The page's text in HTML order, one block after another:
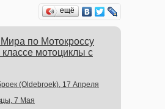
ещё
по Мотокроссу
классе мотоциклы с
(Oldebroek), 17 Апреля
7 Мая